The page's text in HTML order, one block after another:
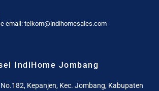
email: telkom@indihomesales.com
IndiHome Jombang
Kepanjen, Kec. Jombang, Kabupaten